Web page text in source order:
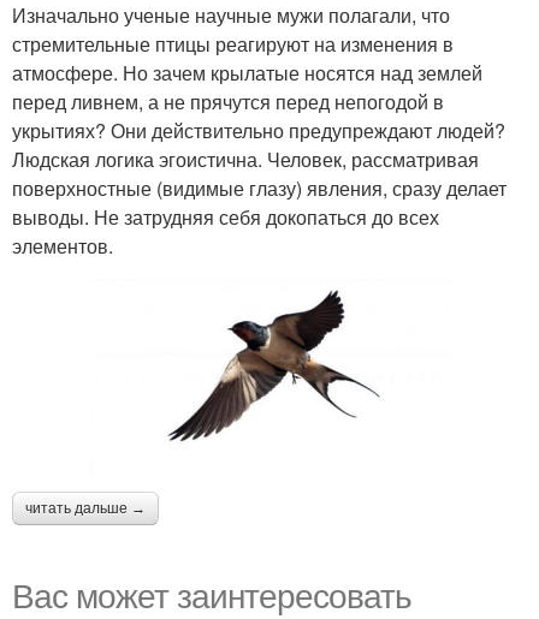
Изначально ученые научные мужи полагали, что
стремительные птицы реагируют на изменения в
атмосфере. Но зачем крылатые носятся над землей
перед ливнем, а не прячутся перед непогодой в
укрытиях? Они действительно предупреждают людей?
Людская логика эгоистична. Человек, рассматривая
поверхностные (видимые глазу) явления, сразу делает
выводы. Не затрудняя себя докопаться до всех
элементов.
читать дальше →
Вас может заинтересовать